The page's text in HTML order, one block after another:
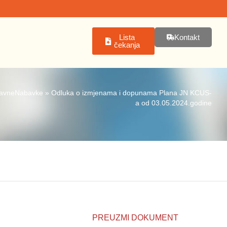
Lista
čekanja
Kontakt
» Odluka o izmjenama i dopunama Plana JN KCUS-
a od 03.05.2024.godine
PREUZMI DOKUMENT